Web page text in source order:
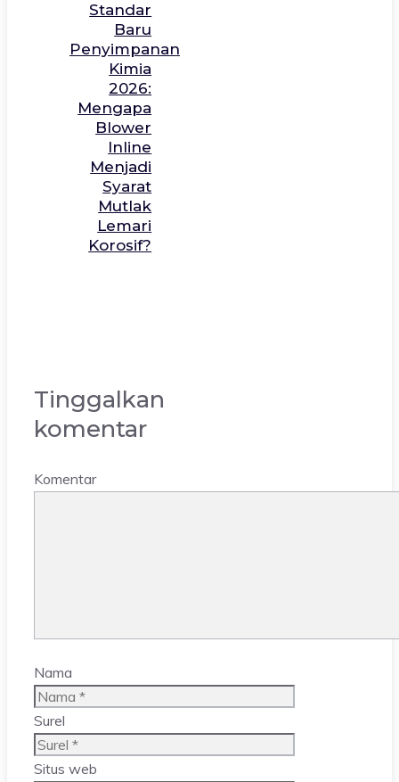
Standar
Baru
Penyimpanan
Kimia
2026:
Mengapa
Blower
Inline
Menjadi
Syarat
Mutlak
Lemari
Korosif?
Tinggalkan
komentar
Komentar
Nama
Surel
Situs web